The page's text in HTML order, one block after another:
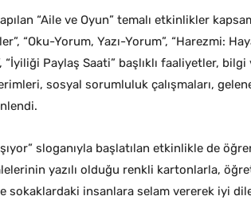
“Aile ve Oyun” temalı etkinlikler
“Oku-Yorum, Yazı-Yorum”, “Harezmi:
“İyiliği Paylaş Saati” başlıklı faaliyetler,
sosyal sorumluluk çalışmaları,
sloganıyla başlatılan etkinlikle de
yazılı olduğu renkli kartonlarla,
sokaklardaki insanlara selam vererek iyi